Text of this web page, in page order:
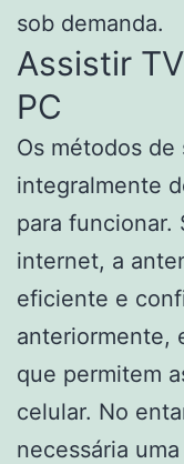
sob demanda.
Assistir
PC
Os métodos
integralmente
para funcionar.
internet, a
eficiente e
anteriormente,
que permitem
celular. No
necessária